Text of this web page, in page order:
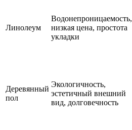
Линолеум
Водонепроницаемость,
низкая цена, простота
укладки
Деревянный
пол
Экологичность,
эстетичный внешний
вид, долговечность